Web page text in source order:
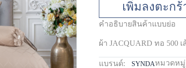
เพิ่มลงตะกร้
คำอธิบายสินค้าแบบย่อ
ผ้า JACQUARD ทอ 500
แบรนด์: SYNDAหมวดหมู่